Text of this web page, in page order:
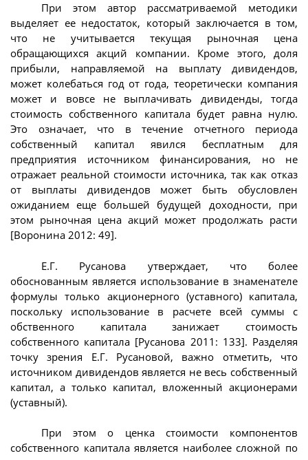
При этом автор рассматриваемой методики
выделяет ее недостаток, который заключается в том,
что не учитывается текущая рыночная цена
обращающихся акций компании. Кроме этого, доля
прибыли, направляемой на выплату дивидендов,
может колебаться год от года, теоретически компания
может и вовсе не выплачивать дивиденды, тогда
стоимость собственного капитала будет равна нулю.
Это означает, что в течение отчетного периода
собственный капитал явился бесплатным для
предприятия источником финансирования, но не
отражает реальной стоимости источника, так как отказ
от выплаты дивидендов может быть обусловлен
ожиданием еще большей будущей доходности, при
этом рыночная цена акций может продолжать расти
[Воронина 2012: 49].
Е.Г. Русанова утверждает, что более
обоснованным является использование в знаменателе
формулы только акционерного (уставного) капитала,
поскольку использование в расчете всей суммы с
обственного капитала занижает стоимость
собственного капитала [Русанова 2011: 133]. Разделяя
точку зрения Е.Г. Русановой, важно отметить, что
источником дивидендов является не весь собственный
капитал, а только капитал, вложенный акционерами
(уставный).
При этом о ценка стоимости компонентов
собственного капитала является наиболее сложной по